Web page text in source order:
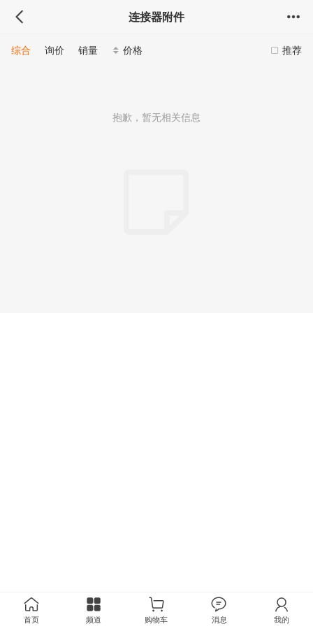
连接器附件
推荐
综合 询价 销量 价格
抱歉，暂无相关信息
首页 频道 购物车 消息 我的